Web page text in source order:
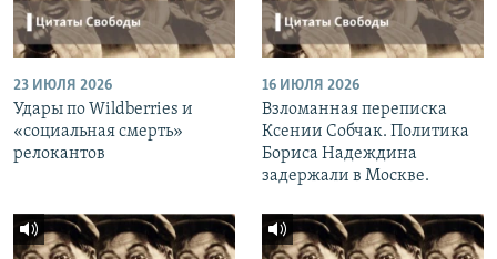
23 ИЮЛЯ 2026
Удары по Wildberries и
«социальная смерть»
релокантов
16 ИЮЛЯ 2026
Взломанная переписка
Ксении Собчак. Политика
Бориса Надеждина
задержали в Москве.